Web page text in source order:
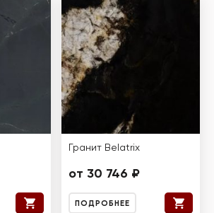
Гранит Belatrix
от 30 746 ₽
ПОДРОБНЕЕ